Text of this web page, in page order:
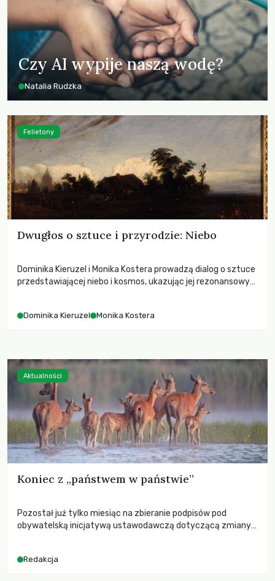
Czy AI wypije naszą wodę?
Natalia Rudzka
Dwugłos o sztuce i przyrodzie: Niebo
Dominika Kieruzel i Monika Kostera prowadzą dialog o sztuce
przedstawiającej niebo i kosmos, ukazując jej rezonansowy
Dominika Kieruzel Monika Kostera
Felietony
Koniec z „państwem w państwie”
Pozostał już tylko miesiąc na zbieranie podpisów pod
obywatelską inicjatywą ustawodawczą dotyczącą zmiany
niezwykle korzystne rozwiązania dla przyrody i zwierząt,
Redakcja
Aktualności